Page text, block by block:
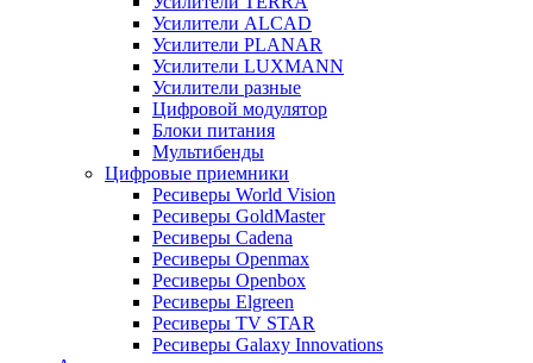
Усилители ALCAD
Усилители PLANAR
Усилители LUXMANN
Усилители разные
Цифровой модулятор
Блоки питания
Мультибенды
Цифровые приемники
Ресиверы World Vision
Ресиверы GoldMaster
Ресиверы Cadena
Ресиверы Openmax
Ресиверы Openbox
Ресиверы Elgreen
Ресиверы TV STAR
Ресиверы Galaxy Innovations